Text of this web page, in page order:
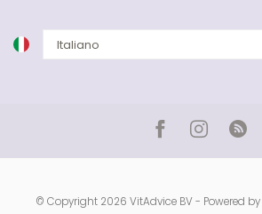
© Copyright 2026 VitAdvice BV - Powered by